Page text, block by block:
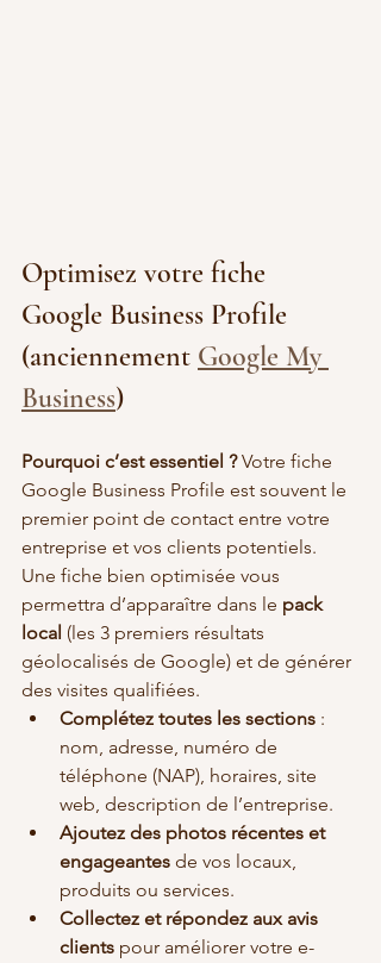
Optimisez votre fiche
Google Business Profile
(anciennement Google My
Business)
Pourquoi c’est essentiel ? Votre fiche
Google Business Profile est souvent le
premier point de contact entre votre
entreprise et vos clients potentiels.
Une fiche bien optimisée vous
permettra d’apparaître dans le pack
local (les 3 premiers résultats
géolocalisés de Google) et de générer
des visites qualifiées.
Complétez toutes les sections :
nom, adresse, numéro de
téléphone (NAP), horaires, site
web, description de l’entreprise.
Ajoutez des photos récentes et
engageantes de vos locaux,
produits ou services.
Collectez et répondez aux avis
clients pour améliorer votre e-